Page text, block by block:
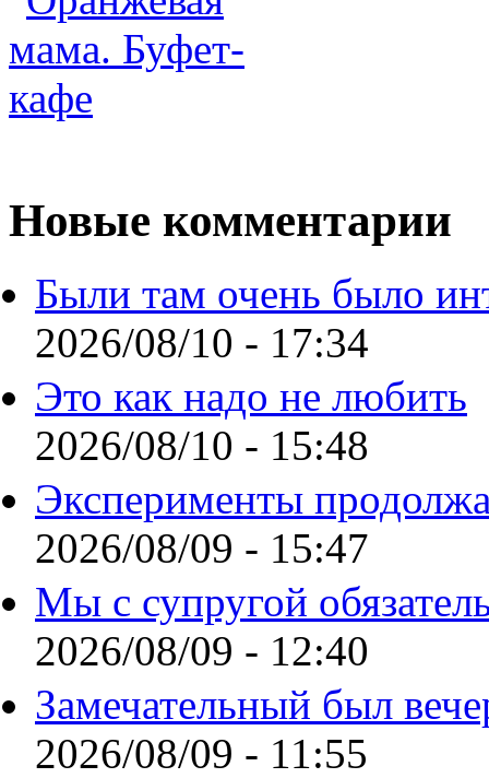
Новые комментарии
Были там очень было
2026/08/10 - 17:34
Это как надо не любить
2026/08/10 - 15:48
Эксперименты
2026/08/09 - 15:47
Мы с супругой
2026/08/09 - 12:40
Замечательный был
2026/08/09 - 11:55